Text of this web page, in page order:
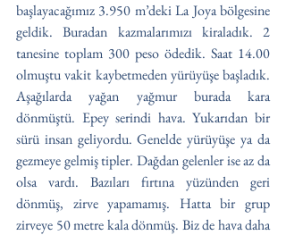
başlayacağımız 3.950 m’deki La Joya bölgesine
geldik. Buradan kazmalarımızı kiraladık. 2
tanesine toplam 300 peso ödedik. Saat 14.00
olmuştu vakit kaybetmeden yürüyüşe başladık.
Aşağılarda yağan yağmur burada kara
dönmüştü. Epey serindi hava. Yukarıdan bir
sürü insan geliyordu. Genelde yürüyüşe ya da
gezmeye gelmiş tipler. Dağdan gelenler ise az da
olsa vardı. Bazıları fırtına yüzünden geri
dönmüş, zirve yapamamış. Hatta bir grup
zirveye 50 metre kala dönmüş. Biz de hava daha